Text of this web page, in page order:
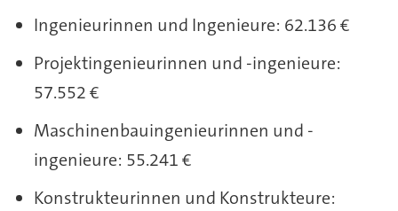
Ingenieurinnen und Ingenieure: 62.136 €
Projektingenieurinnen und -ingenieure:
57.552 €
Maschinenbauingenieurinnen und -
ingenieure: 55.241 €
Konstrukteurinnen und Konstrukteure: